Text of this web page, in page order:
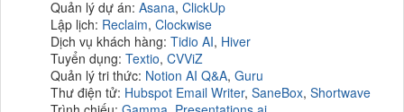
Quản lý dự án: Asana, ‎ ClickUp
Lập lịch: Reclaim, Clockwise
Dịch vụ khách hàng: Tidio AI, Hiver
Tuyển dụng: Textio, CVViZ
Quản lý tri thức: Notion AI Q&A, Guru
Thư điện tử: Hubspot Email Writer, SaneBox, Shortwave